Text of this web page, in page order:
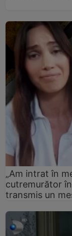
„Am intrat în
cutremurător
transmis un